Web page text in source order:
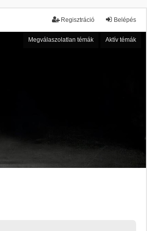
Belépés
Regisztráció
Megválaszolatlan témák Aktív témák